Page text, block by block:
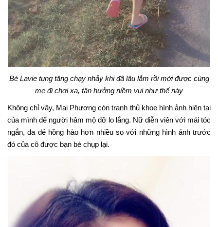
Bé Lavie tung tăng chạy nhảy khi đã lâu lắm rồi mới được cùng
mẹ đi chơi xa, tận hưởng niềm vui như thế này
Không chỉ vậy, Mai Phương còn tranh thủ khoe hình ảnh hiện tại
của mình để người hâm mộ đỡ lo lắng. Nữ diễn viên với mái tóc
ngắn, da dẻ hồng hào hơn nhiều so với những hình ảnh trước
đó của cô được bạn bè chụp lại.